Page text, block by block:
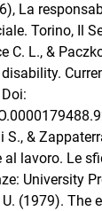
La
Torino, Il
C. L., &
S., &
al lavoro. Le
University
(1979). The